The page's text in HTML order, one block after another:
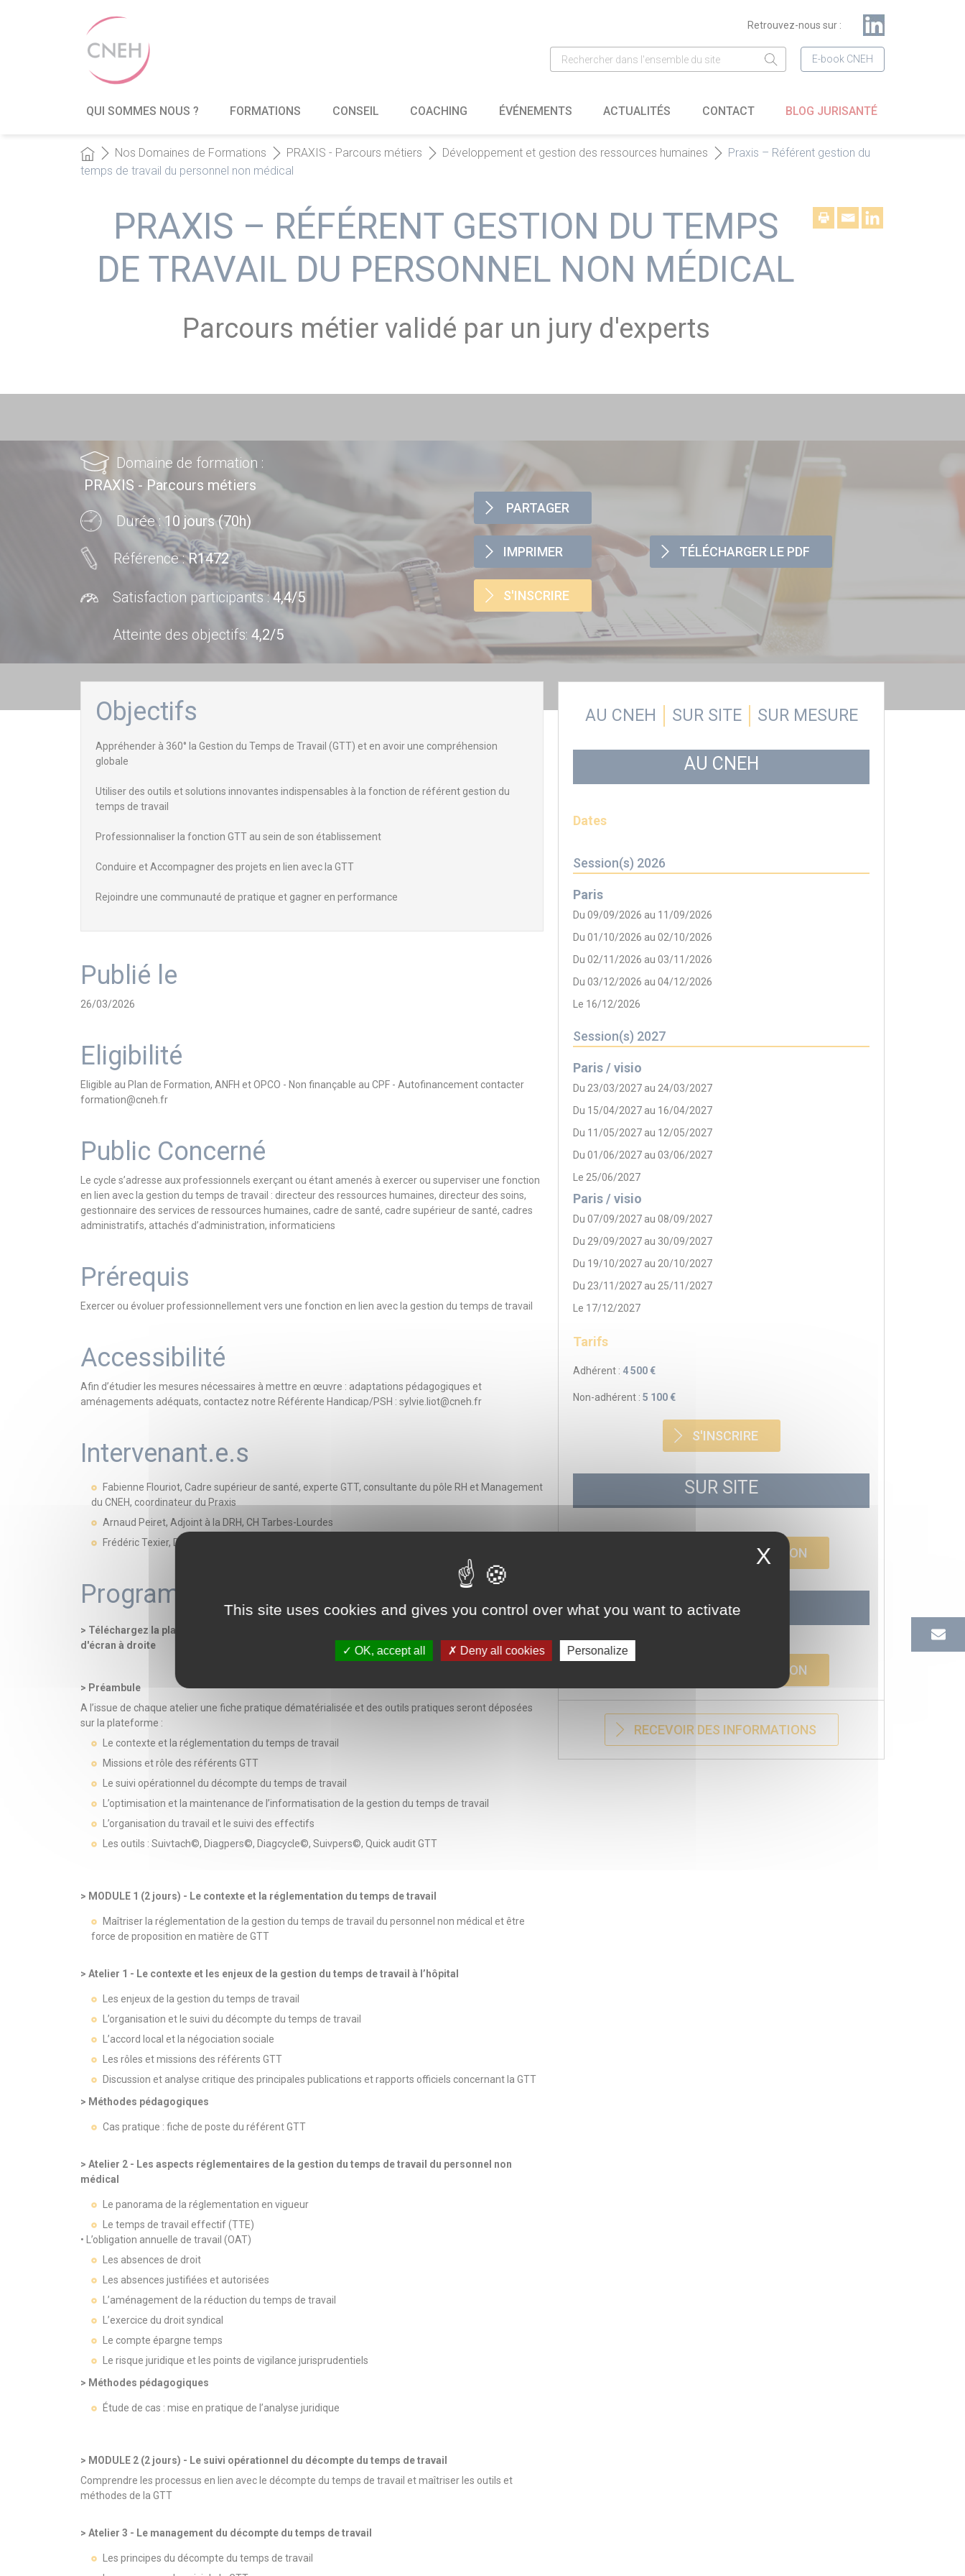
Retrouvez-nous sur :
E-book CNEH
QUI SOMMES NOUS ? FORMATIONS CONSEIL COACHING ÉVÉNEMENTS ACTUALITÉS CONTACT BLOG JURISANTÉ
Nos Domaines de Formations PRAXIS - Parcours métiers Développement et gestion des ressources humaines
Praxis – Référent gestion du
temps de travail du personnel non médical
PRAXIS – RÉFÉRENT GESTION DU TEMPS
DE TRAVAIL DU PERSONNEL NON MÉDICAL
Parcours métier validé par un jury d'experts
Domaine de formation :
PRAXIS - Parcours métiers
Durée : 10 jours (70h)
Référence : R1472
Satisfaction participants : 4,4/5
Atteinte des objectifs: 4,2/5
PARTAGER
IMPRIMER
S'INSCRIRE
TÉLÉCHARGER LE PDF
Objectifs
Appréhender à 360° la Gestion du Temps de Travail (GTT) et en avoir une compréhension
globale
Utiliser des outils et solutions innovantes indispensables à la fonction de référent gestion du
temps de travail
Professionnaliser la fonction GTT au sein de son établissement
Conduire et Accompagner des projets en lien avec la GTT
Rejoindre une communauté de pratique et gagner en performance
Publié le
26/03/2026
Eligibilité
Eligible au Plan de Formation, ANFH et OPCO - Non finançable au CPF - Autofinancement contacter
formation@cneh.fr
Public Concerné
Le cycle s’adresse aux professionnels exerçant ou étant amenés à exercer ou superviser une fonction
en lien avec la gestion du temps de travail : directeur des ressources humaines, directeur des soins,
gestionnaire des services de ressources humaines, cadre de santé, cadre supérieur de santé, cadres
administratifs, attachés d’administration, informaticiens
Prérequis
Exercer ou évoluer professionnellement vers une fonction en lien avec la gestion du temps de travail
Accessibilité
Afin d’étudier les mesures nécessaires à mettre en œuvre : adaptations pédagogiques et
aménagements adéquats, contactez notre Référente Handicap/PSH : sylvie.liot@cneh.fr
Intervenant.e.s
Fabienne Flouriot, Cadre supérieur de santé, experte GTT, consultante du pôle RH et Management
du CNEH, coordinateur du Praxis
Arnaud Peiret, Adjoint à la DRH, CH Tarbes-Lourdes
Frédéric Texier, DRH, consultant, formateur du pôle RH et Management du CNEH
Programme
> Téléchargez la plaquette pdf (programme détaillé, planning et bulletin d'inscription) en haut
d'écran à droite
> Préambule
A l’issue de chaque atelier une fiche pratique dématérialisée et des outils pratiques seront déposées
sur la plateforme :
Le contexte et la réglementation du temps de travail
Missions et rôle des référents GTT
Le suivi opérationnel du décompte du temps de travail
L’optimisation et la maintenance de l’informatisation de la gestion du temps de travail
L’organisation du travail et le suivi des effectifs
Les outils : Suivtach©, Diagpers©, Diagcycle©, Suivpers©, Quick audit GTT
> MODULE 1 (2 jours) - Le contexte et la réglementation du temps de travail
Maîtriser la réglementation de la gestion du temps de travail du personnel non médical et être
force de proposition en matière de GTT
> Atelier 1 - Le contexte et les enjeux de la gestion du temps de travail à l’hôpital
Les enjeux de la gestion du temps de travail
L’organisation et le suivi du décompte du temps de travail
L’accord local et la négociation sociale
Les rôles et missions des référents GTT
Discussion et analyse critique des principales publications et rapports officiels concernant la GTT
> Méthodes pédagogiques
Cas pratique : fiche de poste du référent GTT
> Atelier 2 - Les aspects réglementaires de la gestion du temps de travail du personnel non
médical
Le panorama de la réglementation en vigueur
Le temps de travail effectif (TTE)
• L’obligation annuelle de travail (OAT)
Les absences de droit
Les absences justifiées et autorisées
L’aménagement de la réduction du temps de travail
L’exercice du droit syndical
Le compte épargne temps
Le risque juridique et les points de vigilance jurisprudentiels
> Méthodes pédagogiques
Étude de cas : mise en pratique de l’analyse juridique
> MODULE 2 (2 jours) - Le suivi opérationnel du décompte du temps de travail
Comprendre les processus en lien avec le décompte du temps de travail et maîtriser les outils et
méthodes de la GTT
> Atelier 3 - Le management du décompte du temps de travail
Les principes du décompte du temps de travail
AU CNEH SUR SITE SUR MESURE
AU CNEH
Dates
Session(s) 2026
Paris
Du 09/09/2026 au 11/09/2026
Du 01/10/2026 au 02/10/2026
Du 02/11/2026 au 03/11/2026
Du 03/12/2026 au 04/12/2026
Le 16/12/2026
Session(s) 2027
Paris / visio
Du 23/03/2027 au 24/03/2027
Du 15/04/2027 au 16/04/2027
Du 11/05/2027 au 12/05/2027
Du 01/06/2027 au 03/06/2027
Le 25/06/2027
Paris / visio
Du 07/09/2027 au 08/09/2027
Du 29/09/2027 au 30/09/2027
Du 19/10/2027 au 20/10/2027
Du 23/11/2027 au 25/11/2027
Le 17/12/2027
Tarifs
Adhérent : 4 500 €
Non-adhérent : 5 100 €
S'INSCRIRE
SUR SITE
ORGANISER LA FORMATION
SUR MESURE
ORGANISER LA FORMATION
RECEVOIR DES INFORMATIONS
X
This site uses cookies and gives you control over what you want to activate
OK, accept all Deny all cookies Personalize